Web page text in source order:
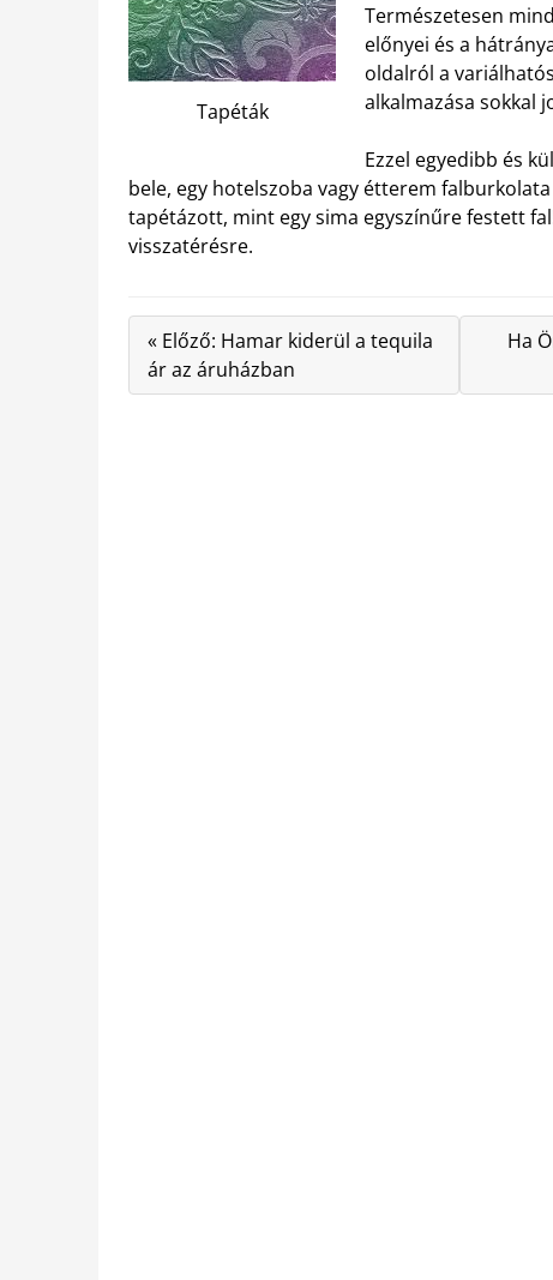
Tapéták
Természetesen
előnyei és a
oldalról a
alkalmazása sokkal
Ezzel egyedibb és
bele, egy hotelszoba vagy étterem
tapétázott, mint egy sima egyszínűre festett
visszatérésre.
« Előző: Hamar kiderül a tequila
ár az áruházban
Ha